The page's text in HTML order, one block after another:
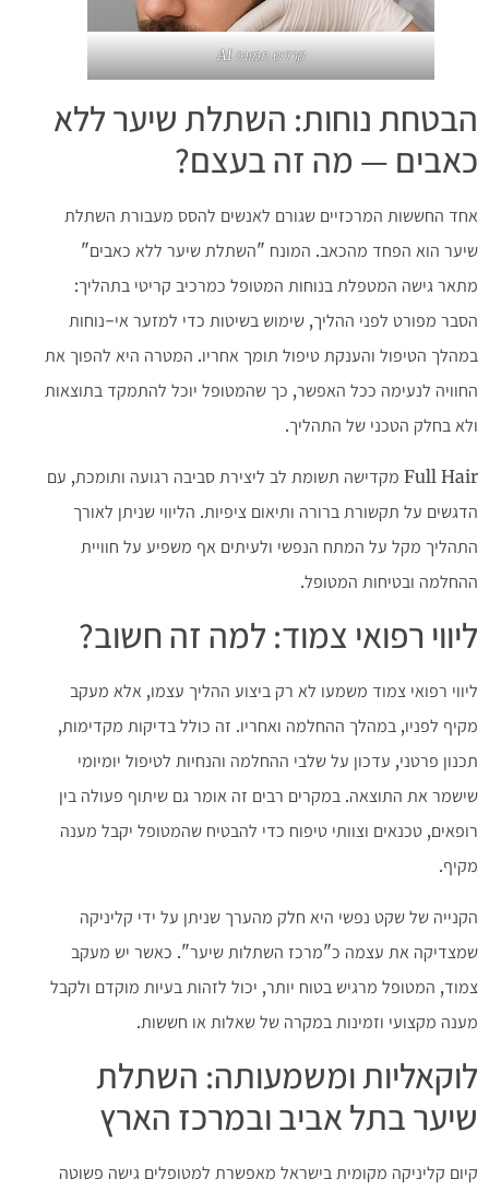
קרדיט תמונה AI
הבטחת נוחות: השתלת שיער ללא
כאבים — מה זה בעצם?
אחד החששות המרכזיים שגורם לאנשים להסס מעבורת השתלת
שיער הוא הפחד מהכאב. המונח "השתלת שיער ללא כאבים"
מתאר גישה המטפלת בנוחות המטופל כמרכיב קריטי בתהליך:
הסבר מפורט לפני ההליך, שימוש בשיטות כדי למזער אי-נוחות
במהלך הטיפול והענקת טיפול תומך אחריו. המטרה היא להפוך את
החוויה לנעימה ככל האפשר, כך שהמטופל יוכל להתמקד בתוצאות
ולא בחלק הטכני של התהליך.
Full Hair מקדישה תשומת לב ליצירת סביבה רגועה ותומכת, עם
הדגשים על תקשורת ברורה ותיאום ציפיות. הליווי שניתן לאורך
התהליך מקל על המתח הנפשי ולעיתים אף משפיע על חוויית
ההחלמה ובטיחות המטופל.
ליווי רפואי צמוד: למה זה חשוב?
ליווי רפואי צמוד משמעו לא רק ביצוע ההליך עצמו, אלא מעקב
מקיף לפניו, במהלך ההחלמה ואחריו. זה כולל בדיקות מקדימות,
תכנון פרטני, עדכון על שלבי ההחלמה והנחיות לטיפול יומיומי
שישמר את התוצאה. במקרים רבים זה אומר גם שיתוף פעולה בין
רופאים, טכנאים וצוותי טיפוח כדי להבטיח שהמטופל יקבל מענה
מקיף.
הקנייה של שקט נפשי היא חלק מהערך שניתן על ידי קליניקה
שמצדיקה את עצמה כ"מרכז השתלות שיער". כאשר יש מעקב
צמוד, המטופל מרגיש בטוח יותר, יכול לזהות בעיות מוקדם ולקבל
מענה מקצועי וזמינות במקרה של שאלות או חששות.
לוקאליות ומשמעותה: השתלת
שיער בתל אביב ובמרכז הארץ
קיום קליניקה מקומית בישראל מאפשרת למטופלים גישה פשוטה